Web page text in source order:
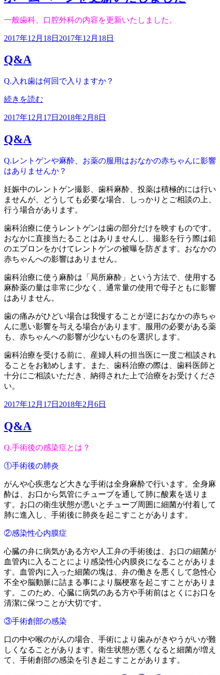
一般歯科、口腔外科の内容を更新いたしました。
投
日:
2017年12月18日 2017年12月18日
Q&A
Q.入れ歯は何回で入りますか？
“Q&A”
続きを読む
投
日:
2017年12月17日 2018年2月8日
Q&A
Q.レントゲンや麻酔、お薬の服用はおなかの赤ちゃんに影響
はありませんか？
妊娠中のレントゲン撮影、歯科麻酔、投薬は積極的には行い
ませんが、どうしても必要な場合、しっかりとご相談の上、
行う場合があります。
歯科治療に使うレントゲンは歯の部分だけを映すものです。
おなかに直接当たることはありませんし、撮影を行う際は鉛
のエプロンをかけてレントゲンの被曝を防ぎます。おなかの
赤ちゃんへの影響はありません。
歯科治療に使う麻酔は「局所麻酔」という方法で、使用する
麻酔薬の量は非常に少なく、通常量の使用で母子ともに影響
はありません。
歯の痛みがひどい場合は我慢することが逆におなかの赤ちゃ
んに悪い影響を与える場合があります。服用の必要がある薬
も、赤ちゃんへの影響が少ないものを選択します。
歯科治療を受ける前に、産婦人科の担当医に一度ご相談され
ることをお勧めします。また、歯科治療の際は、歯科医師と
十分にご相談いただき、納得された上で治療をお受けくださ
い。
投
日:
2017年12月17日 2018年2月6日
Q&A
Q.手術後の感染症とは？
①手術後の肺炎
がんや心疾患など大きな手術は全身麻酔で行います。全身麻
酔は、お口から気管にチューブを通して肺に酸素を送りま
す。お口の衛生状態が悪いとチューブ周囲に細菌が付着して
肺に進入し、手術後に肺炎を起こすことがあります。
②感染性心内膜症
心臓の弁に病気がある方や人工弁の手術後は、お口の細菌が
血管内に入ることにより感染性心内膜炎になることがありま
す。血管内に入った細菌の塊は、弁の働きを悪くして急性心
不全や脳動脈に詰まる事により脳梗塞を起こすことがありま
す。このため、心臓に病気のある方や手術前はとくにお口を
清潔に保つことが大切です。
③手術創部の感染
口の中や喉のがんの場合、手術により歯みがきやうがいが難
しくなることがあります。衛生状態が悪くなると細菌が増え
て、手術創部の感染を引き起こすことがあります。